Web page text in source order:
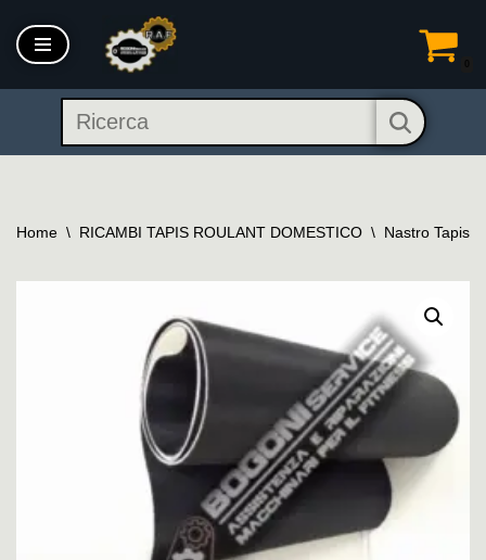
Vai
contenuto
Home \ RICAMBI TAPIS ROULANT DOMESTICO \ Nastro Tapis